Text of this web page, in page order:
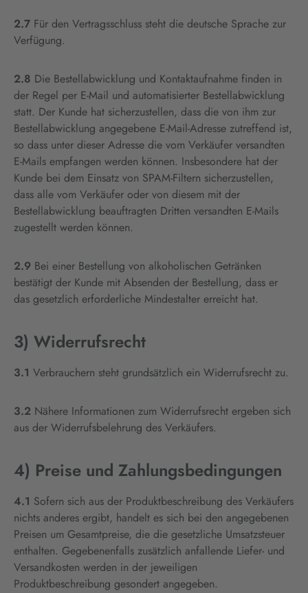
2.7 Für den Vertragsschluss steht die deutsche Sprache zur
Verfügung.
2.8 Die Bestellabwicklung und Kontaktaufnahme finden in
der Regel per E-Mail und automatisierter Bestellabwicklung
statt. Der Kunde hat sicherzustellen, dass die von ihm zur
Bestellabwicklung angegebene E-Mail-Adresse zutreffend ist,
so dass unter dieser Adresse die vom Verkäufer versandten
E-Mails empfangen werden können. Insbesondere hat der
Kunde bei dem Einsatz von SPAM-Filtern sicherzustellen,
dass alle vom Verkäufer oder von diesem mit der
Bestellabwicklung beauftragten Dritten versandten E-Mails
zugestellt werden können.
2.9 Bei einer Bestellung von alkoholischen Getränken
bestätigt der Kunde mit Absenden der Bestellung, dass er
das gesetzlich erforderliche Mindestalter erreicht hat.
3) Widerrufsrecht
3.1 Verbrauchern steht grundsätzlich ein Widerrufsrecht zu.
3.2 Nähere Informationen zum Widerrufsrecht ergeben sich
aus der Widerrufsbelehrung des Verkäufers.
4) Preise und Zahlungsbedingungen
4.1 Sofern sich aus der Produktbeschreibung des Verkäufers
nichts anderes ergibt, handelt es sich bei den angegebenen
Preisen um Gesamtpreise, die die gesetzliche Umsatzsteuer
enthalten. Gegebenenfalls zusätzlich anfallende Liefer- und
Versandkosten werden in der jeweiligen
Produktbeschreibung gesondert angegeben.